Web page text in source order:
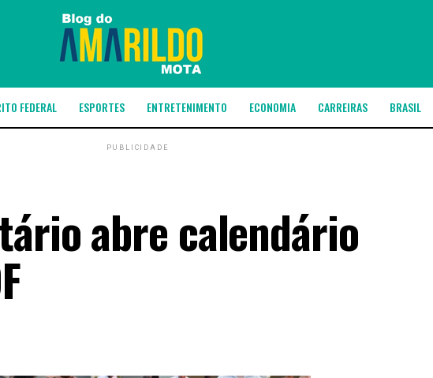
FEDERAL ESPORTES ENTRETENIMENTO ECONOMIA CARREIRAS BRASIL
PUBLICIDADE
abre calendário